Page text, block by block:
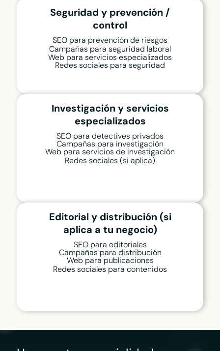
Seguridad y prevención /
control
SEO para prevención de riesgos
Campañas para seguridad laboral
Web para servicios especializados
Redes sociales para seguridad
Investigación y servicios
especializados
SEO para detectives privados
Campañas para investigación
Web para servicios de investigación
Redes sociales (si aplica)
Editorial y distribución (si
aplica a tu negocio)
SEO para editoriales
Campañas para distribución
Web para publicaciones
Redes sociales para contenidos